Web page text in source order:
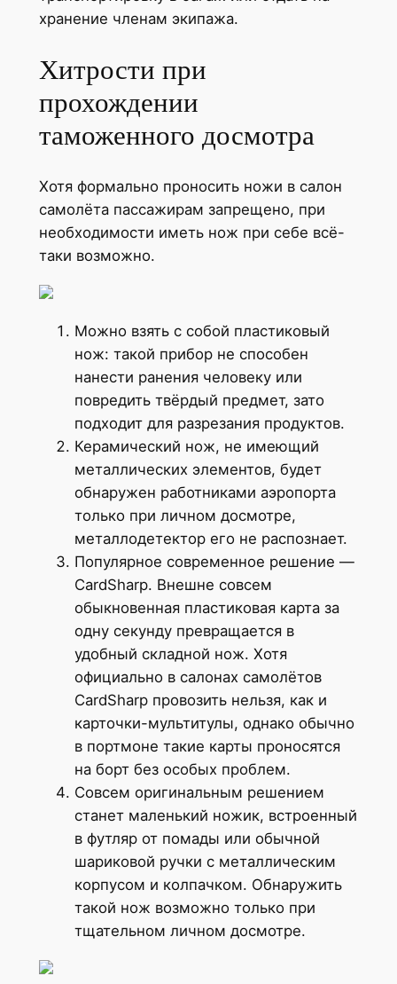
хранение членам экипажа.
Хитрости при
прохождении
таможенного досмотра
Хотя формально проносить ножи в салон
самолёта пассажирам запрещено, при
необходимости иметь нож при себе всё-
таки возможно.
Можно взять с собой пластиковый
нож: такой прибор не способен
нанести ранения человеку или
повредить твёрдый предмет, зато
подходит для разрезания продуктов.
Керамический нож, не имеющий
металлических элементов, будет
обнаружен работниками аэропорта
только при личном досмотре,
металлодетектор его не распознает.
Популярное современное решение —
CardSharp. Внешне совсем
обыкновенная пластиковая карта за
одну секунду превращается в
удобный складной нож. Хотя
официально в салонах самолётов
CardSharp провозить нельзя, как и
карточки-мультитулы, однако обычно
в портмоне такие карты проносятся
на борт без особых проблем.
Совсем оригинальным решением
станет маленький ножик, встроенный
в футляр от помады или обычной
шариковой ручки с металлическим
корпусом и колпачком. Обнаружить
такой нож возможно только при
тщательном личном досмотре.